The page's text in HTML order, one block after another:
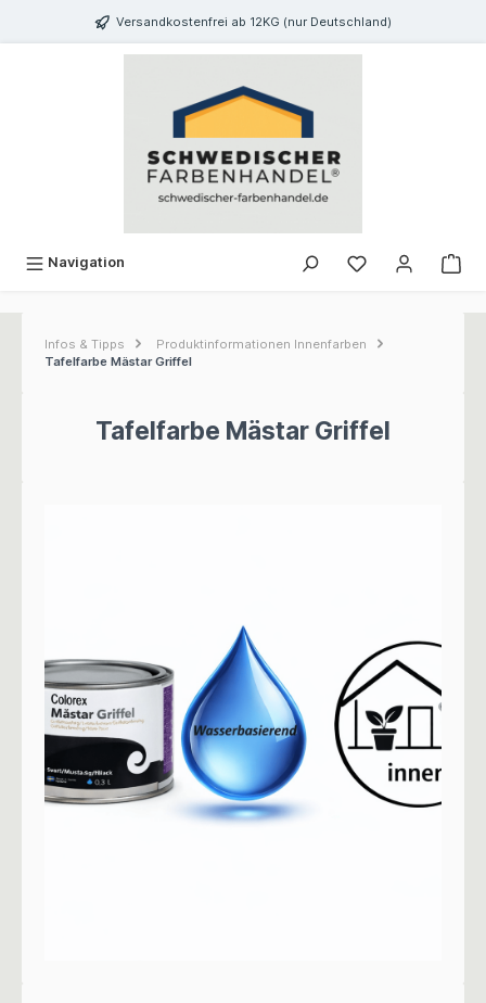
springen Versandkostenfrei ab 12KG (nur Deutschland)
Navigation
Infos & Tipps
Produktinformationen Innenfarben
Tafelfarbe Mästar Griffel
Tafelfarbe Mästar Griffel